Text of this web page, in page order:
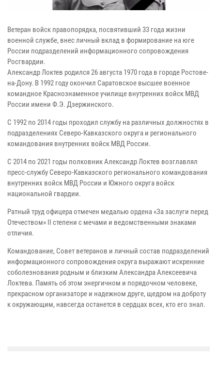
Ветеран войск правопорядка, посвятивший 33 года жизни
военной службе, внес личный вклад в формирование на юге
России подразделений информационного сопровождения
Росгвардии.
Александр Локтев родился 26 августа 1970 года в городе Ростове-
на-Дону. В 1992 году окончил Саратовское высшее военное
командное Краснознаменное училище внутренних войск МВД
России имени Ф.Э. Дзержинского.
С 1992 по 2014 годы проходил службу на различных должностях в
подразделениях Северо-Кавказского округа и регионального
командования внутренних войск МВД России.
С 2014 по 2021 годы полковник Александр Локтев возглавлял
пресс-службу Северо-Кавказского регионального командования
внутренних войск МВД России и Южного округа войск
национальной гвардии.
Ратный труд офицера отмечен медалью ордена «За заслуги перед
Отечеством» II степени с мечами и ведомственными знаками
отличия.
Командование, Совет ветеранов и личный состав подразделений
информационного сопровождения округа выражают искренние
соболезнования родным и близким Александра Алексеевича
Локтева. Память об этом энергичном и порядочном человеке,
прекрасном организаторе и надежном друге, щедром на доброту
к окружающим, навсегда останется в сердцах всех, кто его знал.